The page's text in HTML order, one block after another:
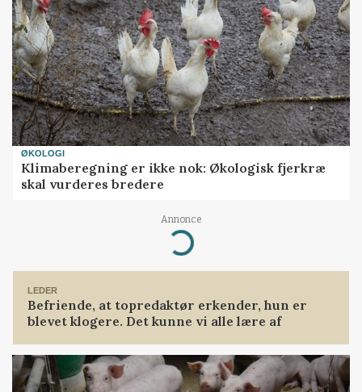
ØKOLOGI
Klimaberegning er ikke nok: Økologisk fjerkræ
skal vurderes bredere
Annonce
Loading...
LEDER
Befriende, at topredaktør erkender, hun er
blevet klogere. Det kunne vi alle lære af